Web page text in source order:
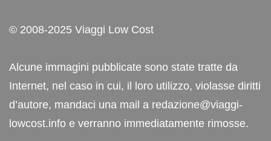
© 2008-2025 Viaggi Low Cost
Alcune immagini pubblicate sono state tratte da
Internet, nel caso in cui, il loro utilizzo, violasse diritti
d’autore, mandaci una mail a redazione@viaggi-
lowcost.info e verranno immediatamente rimosse.